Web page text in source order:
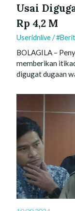
Usai
Rp 4,2 M
Useridnlive/
BOLAGILA –
memberikan
digugat dugaan